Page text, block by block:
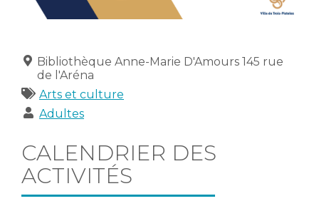
LieuBibliothèque Anne-Marie D'Amours 145 rue
de l'Aréna
Catégories
Arts et culture
Publics
Adultes
CALENDRIER DES
ACTIVITÉS